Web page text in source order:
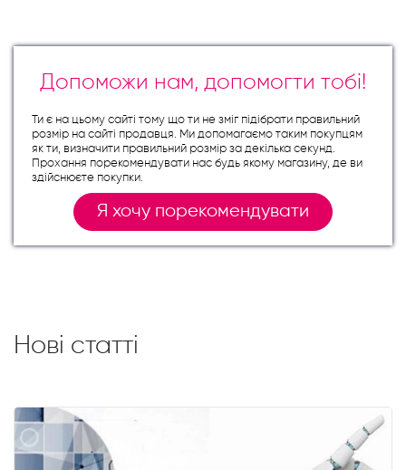
Допоможи нам, допомогти тобі!
Ти є на цьому сайті тому що ти не зміг підібрати правильний
розмір на сайті продавця. Ми допомагаємо таким покупцям
як ти, визначити правильний розмір за декілька секунд.
Прохання порекомендувати нас будь якому магазину, де ви
здійснюєте покупки.
Я хочу порекомендувати
Нові статті